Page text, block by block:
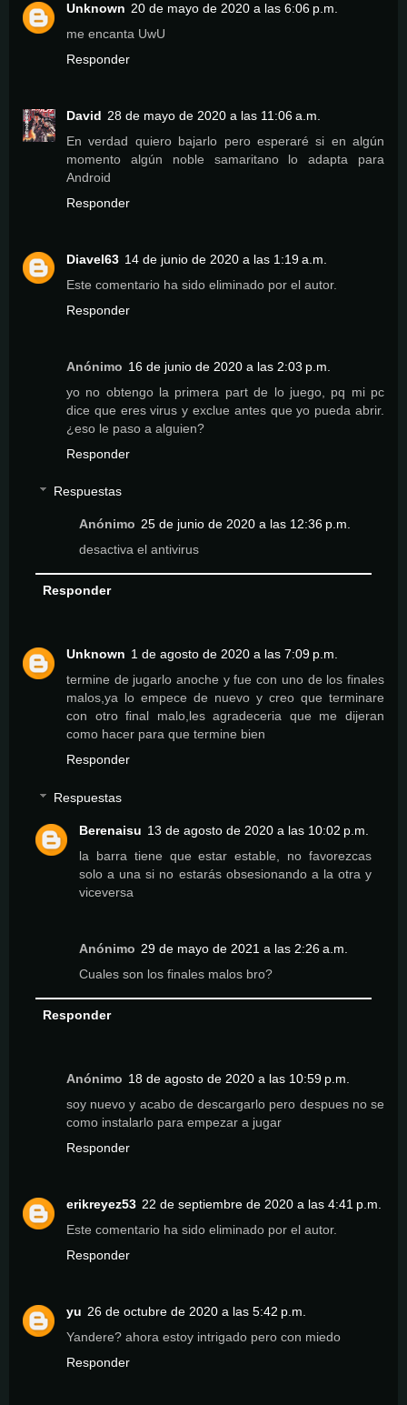
Unknown 20 de mayo de 2020 a las 6:06 p.m.
me encanta UwU
Responder
David 28 de mayo de 2020 a las 11:06 a.m.
En verdad quiero bajarlo pero esperaré si en algún
momento algún noble samaritano lo adapta para
Android
Responder
Diavel63 14 de junio de 2020 a las 1:19 a.m.
Este comentario ha sido eliminado por el autor.
Responder
Anónimo 16 de junio de 2020 a las 2:03 p.m.
yo no obtengo la primera part de lo juego, pq mi pc
dice que eres virus y exclue antes que yo pueda abrir.
¿eso le paso a alguien?
Responder
Respuestas
Anónimo 25 de junio de 2020 a las 12:36 p.m.
desactiva el antivirus
Responder
Unknown 1 de agosto de 2020 a las 7:09 p.m.
termine de jugarlo anoche y fue con uno de los finales
malos,ya lo empece de nuevo y creo que terminare
con otro final malo,les agradeceria que me dijeran
como hacer para que termine bien
Responder
Respuestas
Berenaisu 13 de agosto de 2020 a las 10:02 p.m.
la barra tiene que estar estable, no favorezcas
solo a una si no estarás obsesionando a la otra y
viceversa
Anónimo 29 de mayo de 2021 a las 2:26 a.m.
Cuales son los finales malos bro?
Responder
Anónimo 18 de agosto de 2020 a las 10:59 p.m.
soy nuevo y acabo de descargarlo pero despues no se
como instalarlo para empezar a jugar
Responder
erikreyez53 22 de septiembre de 2020 a las 4:41 p.m.
Este comentario ha sido eliminado por el autor.
Responder
yu 26 de octubre de 2020 a las 5:42 p.m.
Yandere? ahora estoy intrigado pero con miedo
Responder